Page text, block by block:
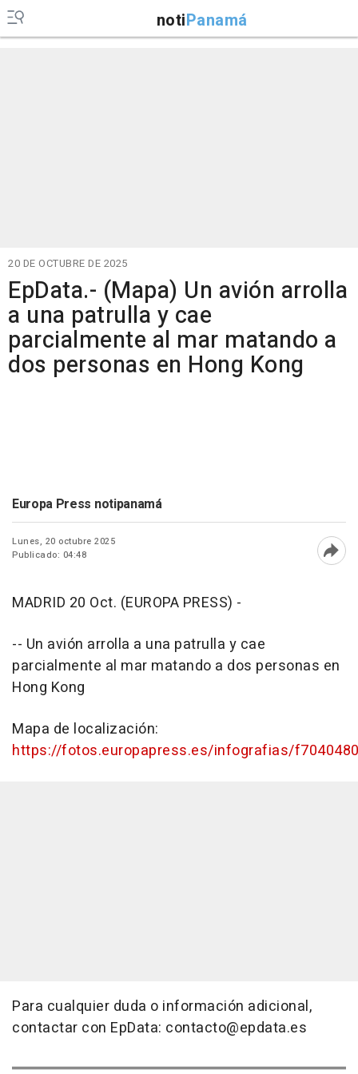
notiPanamá
20 DE OCTUBRE DE 2025
EpData.- (Mapa) Un avión arrolla
a una patrulla y cae
parcialmente al mar matando a
dos personas en Hong Kong
Europa Press notipanamá
Lunes, 20 octubre 2025
Publicado: 04:48
MADRID 20 Oct. (EUROPA PRESS) -
-- Un avión arrolla a una patrulla y cae
parcialmente al mar matando a dos personas en
Hong Kong
Mapa de localización:
https://fotos.europapress.es/infografias/
Para cualquier duda o información adicional,
contactar con EpData: contacto@epdata.es